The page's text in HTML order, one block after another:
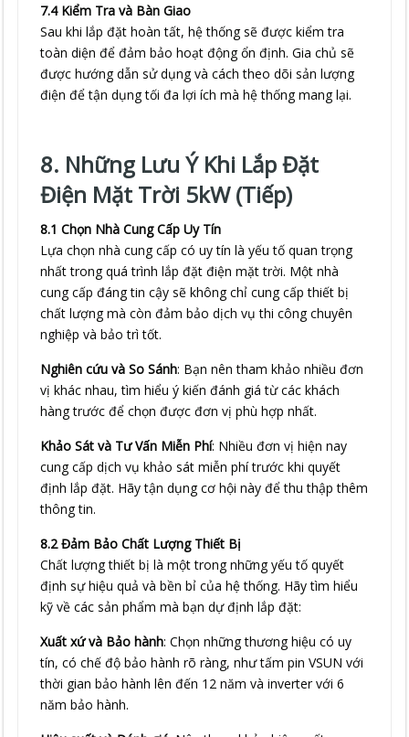
7.4 Kiểm Tra và Bàn Giao
Sau khi lắp đặt hoàn tất, hệ thống sẽ được kiểm tra
toàn diện để đảm bảo hoạt động ổn định. Gia chủ sẽ
được hướng dẫn sử dụng và cách theo dõi sản lượng
điện để tận dụng tối đa lợi ích mà hệ thống mang lại.
8. Những Lưu Ý Khi Lắp Đặt
Điện Mặt Trời 5kW (Tiếp)
8.1 Chọn Nhà Cung Cấp Uy Tín
Lựa chọn nhà cung cấp có uy tín là yếu tố quan trọng
nhất trong quá trình lắp đặt điện mặt trời. Một nhà
cung cấp đáng tin cậy sẽ không chỉ cung cấp thiết bị
chất lượng mà còn đảm bảo dịch vụ thi công chuyên
nghiệp và bảo trì tốt.
Nghiên cứu và So Sánh: Bạn nên tham khảo nhiều đơn
vị khác nhau, tìm hiểu ý kiến đánh giá từ các khách
hàng trước để chọn được đơn vị phù hợp nhất.
Khảo Sát và Tư Vấn Miễn Phí: Nhiều đơn vị hiện nay
cung cấp dịch vụ khảo sát miễn phí trước khi quyết
định lắp đặt. Hãy tận dụng cơ hội này để thu thập thêm
thông tin.
8.2 Đảm Bảo Chất Lượng Thiết Bị
Chất lượng thiết bị là một trong những yếu tố quyết
định sự hiệu quả và bền bỉ của hệ thống. Hãy tìm hiểu
kỹ về các sản phẩm mà bạn dự định lắp đặt:
Xuất xứ và Bảo hành: Chọn những thương hiệu có uy
tín, có chế độ bảo hành rõ ràng, như tấm pin VSUN với
thời gian bảo hành lên đến 12 năm và inverter với 6
năm bảo hành.